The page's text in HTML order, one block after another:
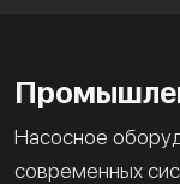
Насосное
современных